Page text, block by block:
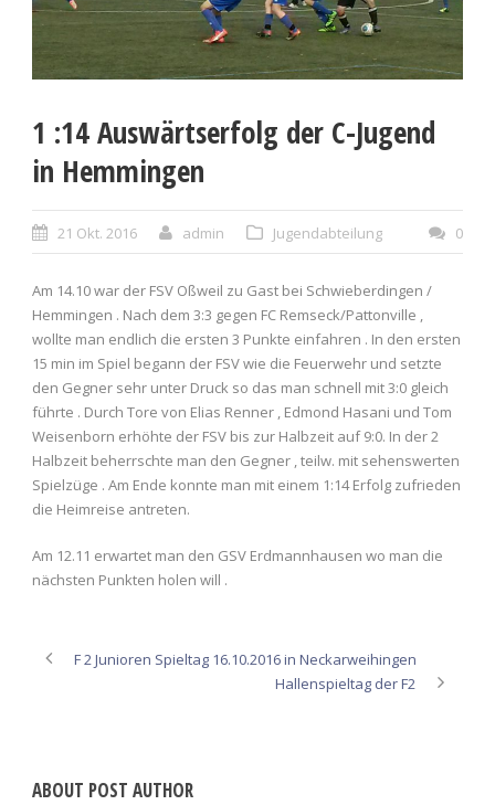
1 :14 Auswärtserfolg der C-Jugend
in Hemmingen
21 Okt. 2016 admin Jugendabteilung 0
Am 14.10 war der FSV Oßweil zu Gast bei Schwieberdingen /
Hemmingen . Nach dem 3:3 gegen FC Remseck/Pattonville ,
wollte man endlich die ersten 3 Punkte einfahren . In den ersten
15 min im Spiel begann der FSV wie die Feuerwehr und setzte
den Gegner sehr unter Druck so das man schnell mit 3:0 gleich
führte . Durch Tore von Elias Renner , Edmond Hasani und Tom
Weisenborn erhöhte der FSV bis zur Halbzeit auf 9:0. In der 2
Halbzeit beherrschte man den Gegner , teilw. mit sehenswerten
Spielzüge . Am Ende konnte man mit einem 1:14 Erfolg zufrieden
die Heimreise antreten.
Am 12.11 erwartet man den GSV Erdmannhausen wo man die
nächsten Punkten holen will .
F 2 Junioren Spieltag 16.10.2016 in Neckarweihingen
Hallenspieltag der F2
ABOUT POST AUTHOR